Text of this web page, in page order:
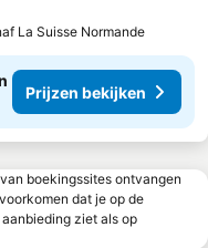
La Suisse Normande
Prijzen bekijken
boekingssites ontvangen
dat je op de
ziet als op